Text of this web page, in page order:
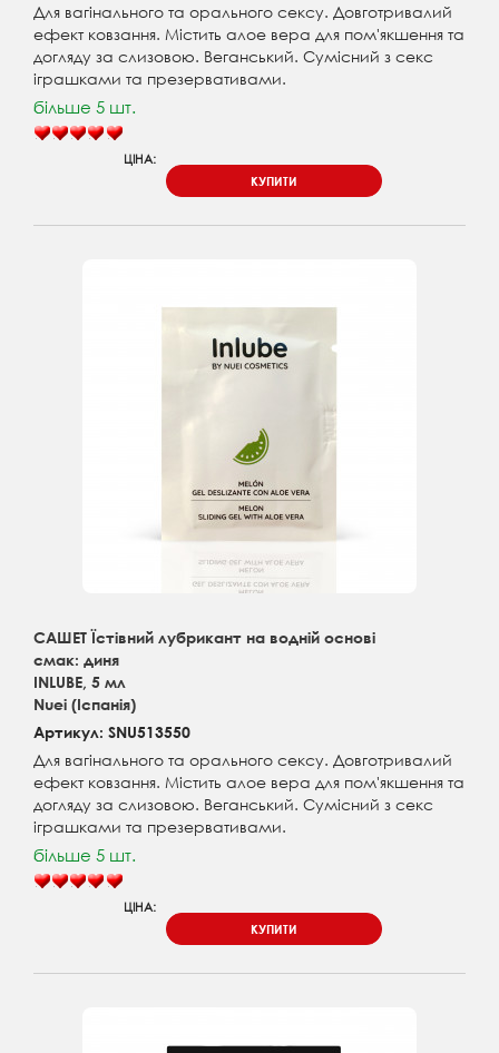
Для вагінального та орального сексу. Довготривалий
ефект ковзання. Містить алое вера для пом'якшення та
догляду за слизовою. Веганський. Сумісний з секс
іграшками та презервативами.
більше 5 шт.
ЦІНА:
КУПИТИ
САШЕТ Їстівний лубрикант на водній основі
смак: диня
INLUBE, 5 мл
Nuei (Іспанія)
Артикул: SNU513550
Для вагінального та орального сексу. Довготривалий
ефект ковзання. Містить алое вера для пом'якшення та
догляду за слизовою. Веганський. Сумісний з секс
іграшками та презервативами.
більше 5 шт.
ЦІНА:
КУПИТИ